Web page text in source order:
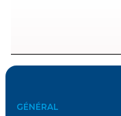
GÉNÉRAL
Restons
en
contact